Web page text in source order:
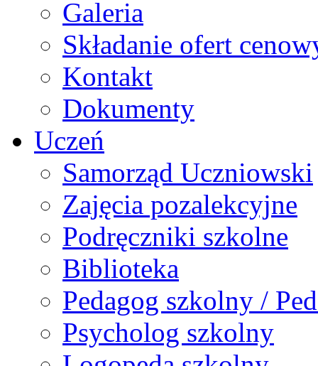
Galeria
Składanie ofert
Kontakt
Dokumenty
Uczeń
Samorząd Uczniowski
Zajęcia pozalekcyjne
Podręczniki szkolne
Biblioteka
Pedagog szkolny /
Psycholog szkolny